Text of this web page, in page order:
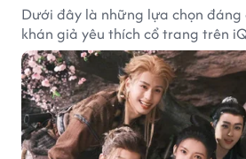
Dưới đây là những lựa chọn đáng
khán giả yêu thích cổ trang trên